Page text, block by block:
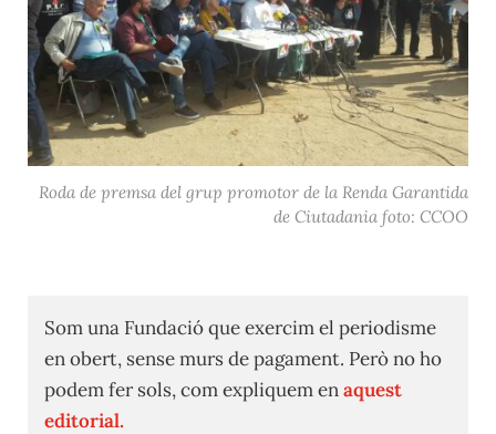
Roda de premsa del grup promotor de la Renda Garantida
de Ciutadania foto: CCOO
Som una Fundació que exercim el periodisme
en obert, sense murs de pagament. Però no ho
podem fer sols, com expliquem enaquest
editorial.